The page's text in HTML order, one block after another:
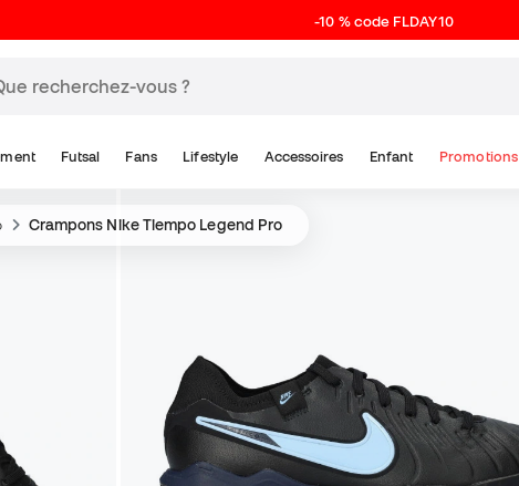
-10 % code FLDAY10
Futsal Fans Lifestyle Accessoires Enfant Promotions
Crampons Nike Tiempo Legend Pro